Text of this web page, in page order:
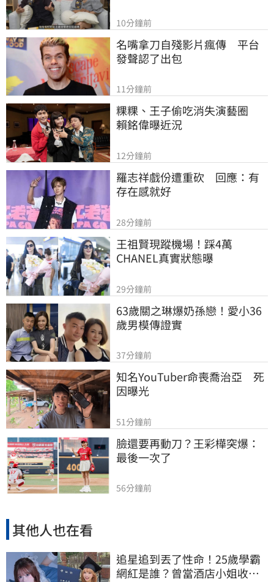
10分鐘前
名嘴拿刀自殘影片瘋傳　平台
發聲認了出包
11分鐘前
粿粿、王子偷吃消失演藝圈
賴銘偉曝近況
12分鐘前
羅志祥戲份遭重砍　回應：有
存在感就好
28分鐘前
王祖賢現蹤機場！踩4萬
CHANEL真實狀態曝
29分鐘前
63歲關之琳爆奶孫戀！愛小36
歲男模傳證實
37分鐘前
知名YouTuber命喪喬治亞　死
因曝光
51分鐘前
臉還要再動刀？王彩樺突爆：
最後一次了
56分鐘前
其他人也在看
追星追到丟了性命！25歲學霸
網紅是誰？曾當酒店小姐收入